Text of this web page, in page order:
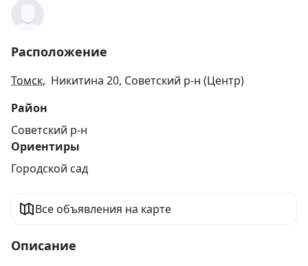
Расположение
Томск, Никитина 20, Советский р-н (Центр)
Район
Советский р-н
Ориентиры
Городской сад
Все объявления на карте
Описание